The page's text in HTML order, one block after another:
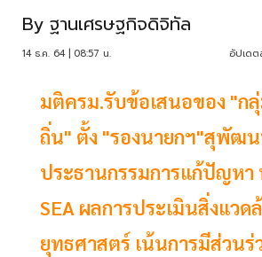
By ฐานเศรษฐกิจดิจิทัล
14 ธ.ค. 64 | 08:57 น. อัปเดต
มติครม.รับข้อเสนอของ "ก
ถิ่น" ตั้ง "รองนายกฯ"สุพัฒ
ประธานกรรมการแก้ปัญหา
SEA ผลการประเมินสิ่งแวด
ยุทธศาสตร์ เน้นการมีส่วนร่